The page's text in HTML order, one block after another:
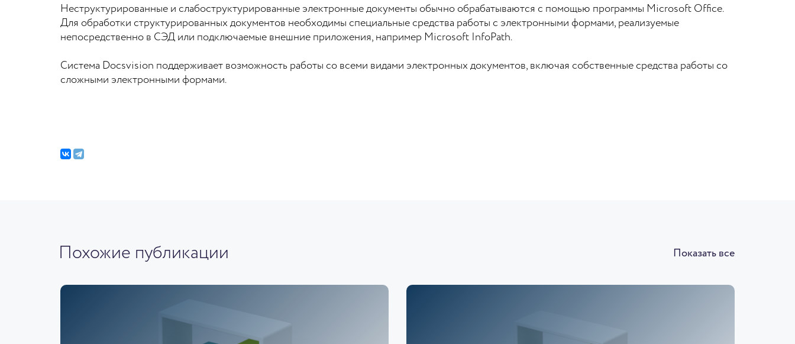
Неструктурированные и слабоструктурированные электронные документы обычно обрабатываются с помощью программы Microsoft Office.
Для обработки структурированных документов необходимы специальные средства работы с электронными формами, реализуемые
непосредственно в СЭД или подключаемые внешние приложения, например Microsoft InfoPath.
Система Docsvision поддерживает возможность работы со всеми видами электронных документов, включая собственные средства работы со
сложными электронными формами.
Похожие публикации Показать все